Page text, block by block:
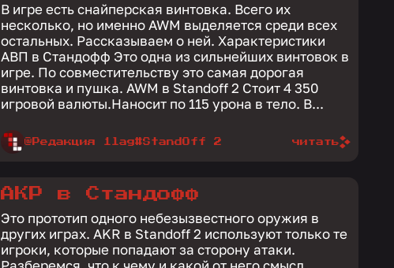
В игре есть снайперская винтовка. Всего их
несколько, но именно AWM выделяется среди всех
остальных. Рассказываем о ней. Характеристики
АВП в Стандофф Это одна из сильнейших винтовок в
игре. По совместительству это самая дорогая
винтовка и пушка. AWM в Standoff 2 Стоит 4 350
игровой валюты.Наносит по 115 урона в тело. В...
@Редакция 1lag#StandOff 2 читать
АКР в Стандофф
Это прототип одного небезызвестного оружия в
других играх. AKR в Standoff 2 используют только те
игроки, которые попадают за сторону атаки.